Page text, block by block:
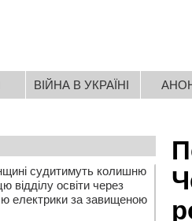
ВІЙНА В УКРАЇНІ
судитимуть колишню
відділу освіти через
електрики за завищеною